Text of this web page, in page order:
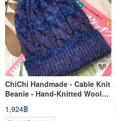
ChiChi Handmade - Cable Knit
Beanie - Hand-Knitted Wool
1,924฿